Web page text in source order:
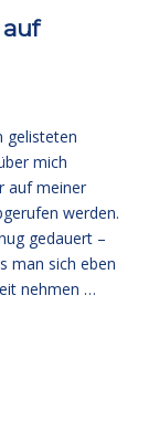
gelisteten
mich
auf meiner
werden.
gedauert –
man sich eben
nehmen …